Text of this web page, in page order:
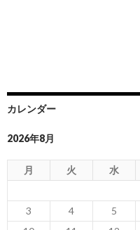
カレンダー
2026年8月
月 火 水
3
4 5